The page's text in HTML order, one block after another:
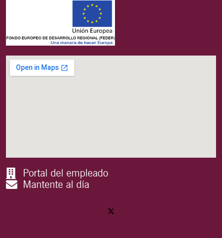
Portal del empleado
Mantente al día